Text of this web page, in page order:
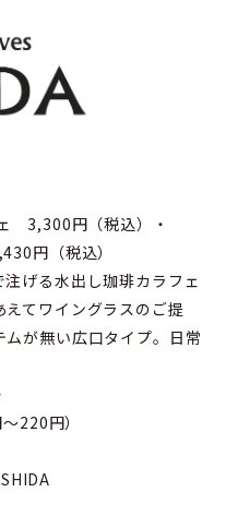
3,300円（税込）・
円（税込）
げる水出し珈琲カラフェ
てワイングラスのご提
が無い広口タイプ。日常
220円）